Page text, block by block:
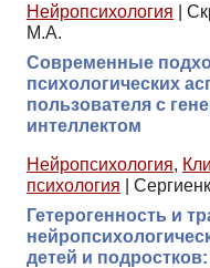
Нейропсихология
М.А.
Современные
психологических
пользователя с
интеллектом
Нейропсихология,
психология
Гетерогенность и
детей и